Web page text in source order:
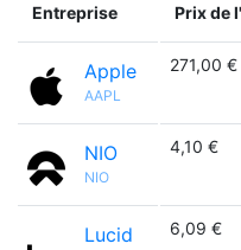
Entreprise Prix de
Apple
AAPL
271,00 €
NIO
NIO
4,10 €
Lucid
6,09 €